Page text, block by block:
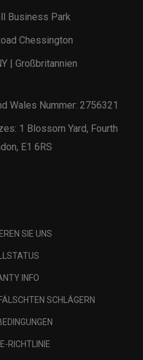
Business Park
Chessington
| Großbritannien
Wales Nummer: 2756321
1 Blossom Yard, Fourth
E1 6RS
SIE UNS
INFO
SCHLÄGERN
RICHTLINIE